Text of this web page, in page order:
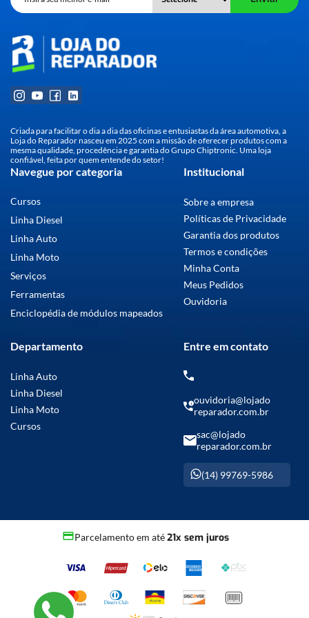
Criada para facilitar o dia a dia das oficinas e entusiastas da área automotiva, a
Loja do Reparador nasceu em 2025 com a missão de oferecer produtos com a
mesma qualidade, procedência e garantia do Grupo Chiptronic. Uma loja
confiável, feita por quem entende do setor!
Navegue por categoria
Cursos
Linha Diesel
Linha Auto
Linha Moto
Serviços
Ferramentas
Enciclopédia de módulos mapeados
Institucional
Sobre a empresa
Políticas de Privacidade
Garantia dos produtos
Termos e condições
Minha Conta
Meus Pedidos
Ouvidoria
Departamento
Linha Auto
Linha Diesel
Linha Moto
Cursos
Entre em contato
ouvidoria@lojado
reparador.com.br
sac@lojado
reparador.com.br
(14) 99769-5986
Parcelamento em até21x sem juros